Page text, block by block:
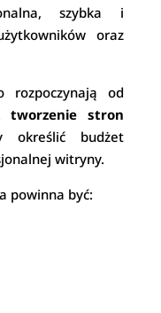
szybka i
oraz
rozpoczynają od
tworzenie stron
określić budżet
witryny.
powinna być: